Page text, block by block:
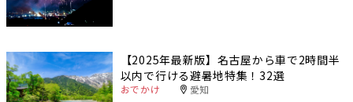
【2025年最新版】名古屋から車で2時間半
以内で行ける避暑地特集！32選
おでかけ 愛知